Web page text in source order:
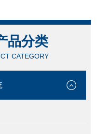
品分类
CATEGORY